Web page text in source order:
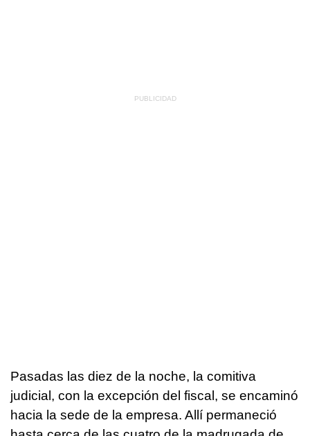
Pasadas las diez de la noche, la comitiva
judicial, con la excepción del fiscal, se encaminó
hacia la sede de la empresa. Allí permaneció